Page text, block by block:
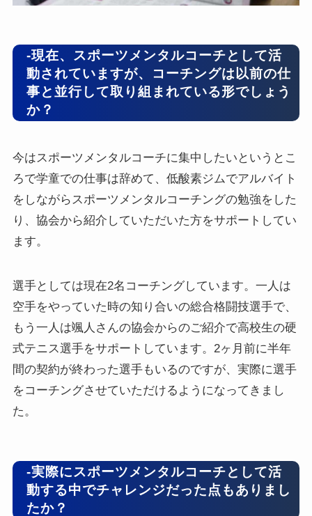
-現在、スポーツメンタルコーチとして活
動されていますが、コーチングは以前の仕
事と並行して取り組まれている形でしょう
か？
今はスポーツメンタルコーチに集中したいというとこ
ろで学童での仕事は辞めて、低酸素ジムでアルバイト
をしながらスポーツメンタルコーチングの勉強をした
り、協会から紹介していただいた方をサポートしてい
ます。
選手としては現在2名コーチングしています。一人は
空手をやっていた時の知り合いの総合格闘技選手で、
もう一人は颯人さんの協会からのご紹介で高校生の硬
式テニス選手をサポートしています。2ヶ月前に半年
間の契約が終わった選手もいるのですが、実際に選手
をコーチングさせていただけるようになってきまし
た。
-実際にスポーツメンタルコーチとして活
動する中でチャレンジだった点もありまし
たか？